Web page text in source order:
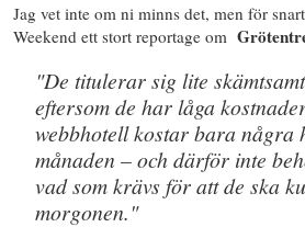
Jag vet inte om ni minns det, men för
Weekend ett stort reportage om
"De titulerar sig lite
eftersom de har låga
webbhotell kostar bara några
månaden – och därför inte
vad som krävs för att de ska
morgonen."